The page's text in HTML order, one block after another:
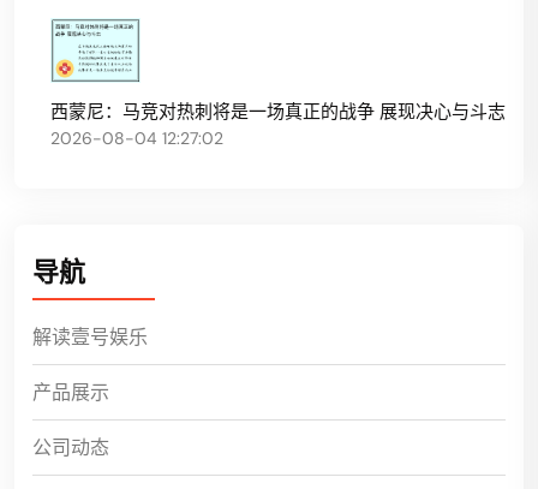
西蒙尼：马竞对热刺将是一场真正的战争 展现决心与斗志
2026-08-04 12:27:02
导航
解读壹号娱乐
产品展示
公司动态